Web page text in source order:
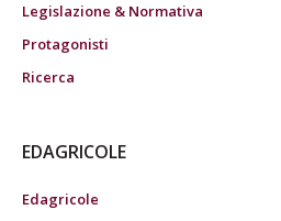
Legislazione & Normativa
Protagonisti
Ricerca
EDAGRICOLE
Edagricole